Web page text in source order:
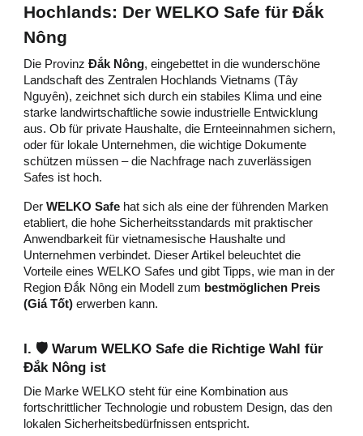
Hochlands: Der WELKO Safe für Đắk
Nông
Die ProvinzĐắk Nông, eingebettet in die wunderschöne
Landschaft des Zentralen Hochlands Vietnams (Tây
Nguyên), zeichnet sich durch ein stabiles Klima und eine
starke landwirtschaftliche sowie industrielle Entwicklung
aus. Ob für private Haushalte, die Ernteeinnahmen sichern,
oder für lokale Unternehmen, die wichtige Dokumente
schützen müssen – die Nachfrage nach zuverlässigen
Safes ist hoch.
DerWELKO Safe hat sich als eine der führenden Marken
etabliert, die hohe Sicherheitsstandards mit praktischer
Anwendbarkeit für vietnamesische Haushalte und
Unternehmen verbindet. Dieser Artikel beleuchtet die
Vorteile eines WELKO Safes und gibt Tipps, wie man in der
Region Đắk Nông ein Modell zum bestmöglichen Preis
(Giá Tốt) erwerben kann.
I. 🛡️ Warum WELKO Safe die Richtige Wahl für
Đắk Nông ist
Die Marke WELKO steht für eine Kombination aus
fortschrittlicher Technologie und robustem Design, das den
lokalen Sicherheitsbedürfnissen entspricht.